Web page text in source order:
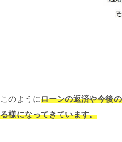
このようにローンの返済や今後
る様になってきています。